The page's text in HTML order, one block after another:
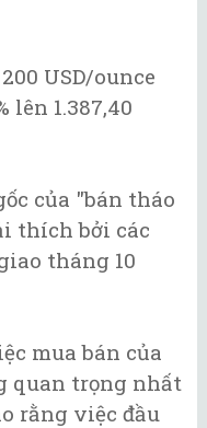
USD/ounce
lên 1.387,40
của "bán tháo
thích bởi các
tháng 10
mua bán của
quan trọng nhất
rằng việc đầu